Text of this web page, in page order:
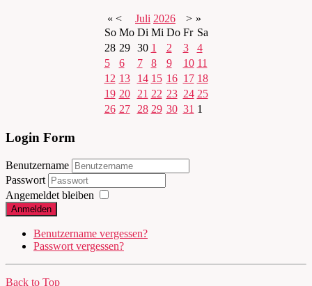
« < Juli 2026 > »
So Mo Di Mi Do Fr Sa
28 29 30 1 2 3
4
5
6 7 8 9 10 11
12 13 14 15 16 17 18
19 20 21 22 23 24 25
26 27 28 29 30 31 1
Login Form
Benutzername
Passwort
Angemeldet bleiben
Anmelden
Benutzername vergessen?
Passwort vergessen?
Back to Top